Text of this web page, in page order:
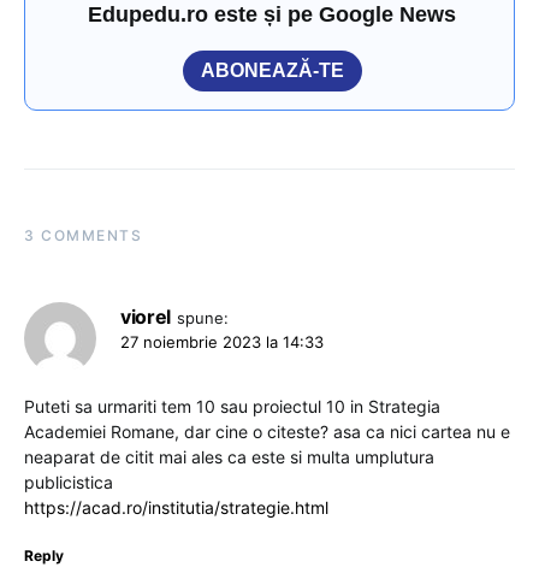
Edupedu.ro este și pe Google News
ABONEAZĂ-TE
3 COMMENTS
viorel spune:
27 noiembrie 2023 la 14:33
Puteti sa urmariti tem 10 sau proiectul 10 in Strategia
Academiei Romane, dar cine o citeste? asa ca nici cartea nu e
neaparat de citit mai ales ca este si multa umplutura
publicistica
https://acad.ro/institutia/strategie.html
Reply